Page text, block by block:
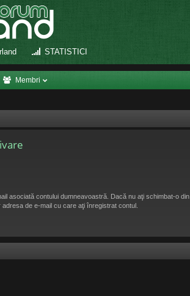
STATISTICI
Membri
asociată contului dumneavoastră. Dacă nu aţi schimbat-o din
de e-mail cu care aţi înregistrat contul.